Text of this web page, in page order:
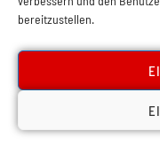
bereitzustellen.